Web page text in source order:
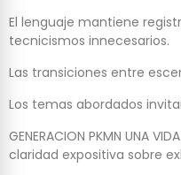
El lenguaje mantiene
tecnicismos innecesarios.
Las transiciones entre
Los temas abordados
GENERACION PKMN UNA
claridad expositiva sobre